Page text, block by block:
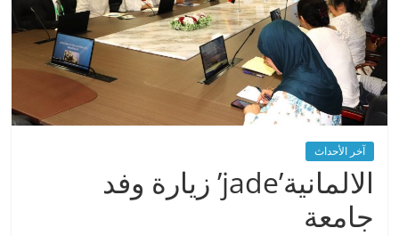
آخر الأحداث
الالمانية’jade’ زيارة وفد
جامعة